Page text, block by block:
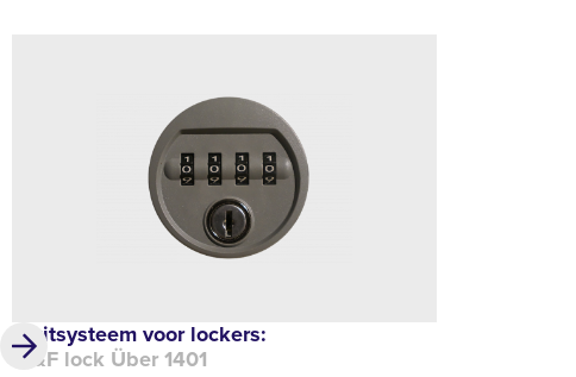
Sluitsysteem voor lockers:
W&F lock Über 1401